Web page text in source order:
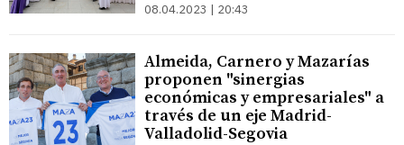
08.04.2023 | 20:43
Almeida, Carnero y Mazarías
proponen "sinergias
económicas y empresariales" a
través de un eje Madrid-
Valladolid-Segovia